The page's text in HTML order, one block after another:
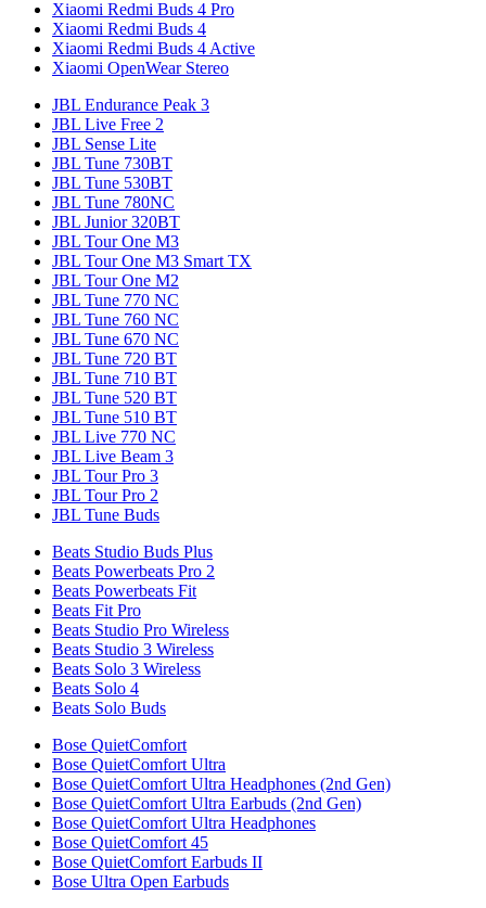
Xiaomi Redmi Buds 4 Pro
Xiaomi Redmi Buds 4
Xiaomi Redmi Buds 4 Active
Xiaomi OpenWear Stereo
JBL Endurance Peak 3
JBL Live Free 2
JBL Sense Lite
JBL Tune 730BT
JBL Tune 530BT
JBL Tune 780NC
JBL Junior 320BT
JBL Tour One M3
JBL Tour One M3 Smart TX
JBL Tour One M2
JBL Tune 770 NC
JBL Tune 760 NC
JBL Tune 670 NC
JBL Tune 720 BT
JBL Tune 710 BT
JBL Tune 520 BT
JBL Tune 510 BT
JBL Live 770 NC
JBL Live Beam 3
JBL Tour Pro 3
JBL Tour Pro 2
JBL Tune Buds
Beats Studio Buds Plus
Beats Powerbeats Pro 2
Beats Powerbeats Fit
Beats Fit Pro
Beats Studio Pro Wireless
Beats Studio 3 Wireless
Beats Solo 3 Wireless
Beats Solo 4
Beats Solo Buds
Bose QuietComfort
Bose QuietComfort Ultra
Bose QuietComfort Ultra Headphones (2nd Gen)
Bose QuietComfort Ultra Earbuds (2nd Gen)
Bose QuietComfort Ultra Headphones
Bose QuietComfort 45
Bose QuietComfort Earbuds II
Bose Ultra Open Earbuds